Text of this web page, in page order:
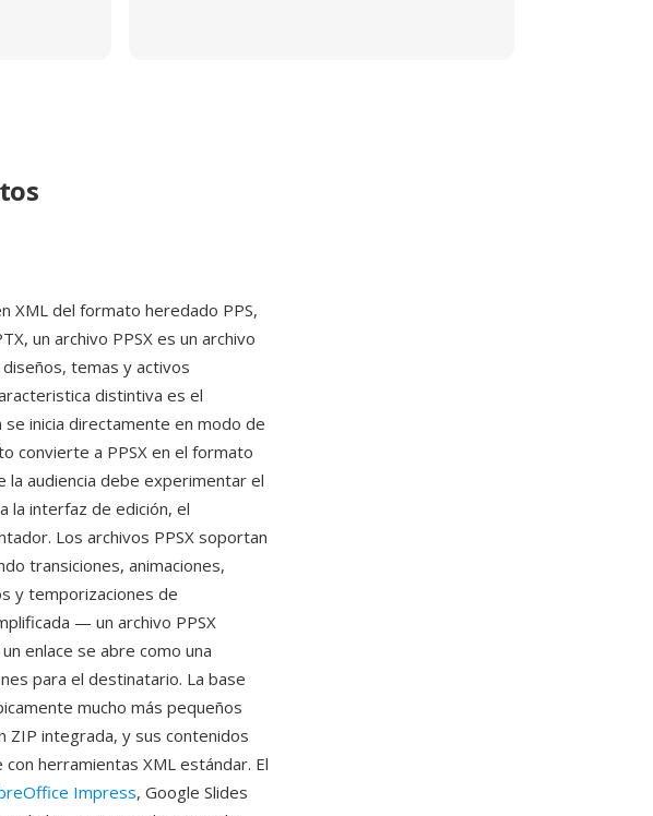
XML del formato heredado PPS,
un archivo PPSX es un archivo
temas y activos
distintiva es el
inicia directamente en modo de
convierte a PPSX en el formato
audiencia debe experimentar el
la interfaz de edición, el
Los archivos PPSX soportan
transiciones, animaciones,
y temporizaciones de
— un archivo PPSX
enlace se abre como una
para el destinatario. La base
mucho más pequeños
ZIP integrada, y sus contenidos
herramientas XML estándar. El
Impress, Google Slides